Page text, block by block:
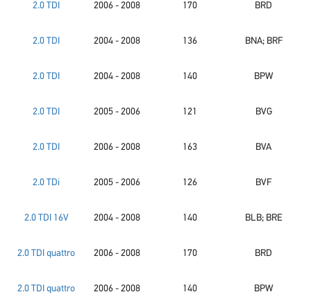
2.0 TDI 2006 - 2008 170 BRD
2.0 TDI 2004 - 2008 136 BNA; BRF
2.0 TDI 2004 - 2008 140 BPW
2.0 TDI 2005 - 2006 121 BVG
2.0 TDI 2006 - 2008 163 BVA
2.0 TDi 2005 - 2006 126 BVF
2.0 TDI 16V 2004 - 2008 140 BLB; BRE
2.0 TDI quattro 2006 - 2008 170 BRD
2.0 TDI quattro 2006 - 2008 140 BPW